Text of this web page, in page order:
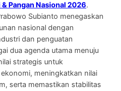
Pangan Nasional 2026.
Subianto menegaskan
nasional dengan
dan penguatan
dua agenda utama menuju
strategis untuk
meningkatkan nilai
serta memastikan stabilitas